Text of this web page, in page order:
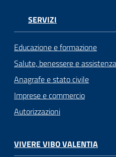
SERVIZI
Educazione e formazione
Salute, benessere e assistenza
Anagrafe e stato civile
Imprese e commercio
Autorizzazioni
VIVERE VIBO VALENTIA